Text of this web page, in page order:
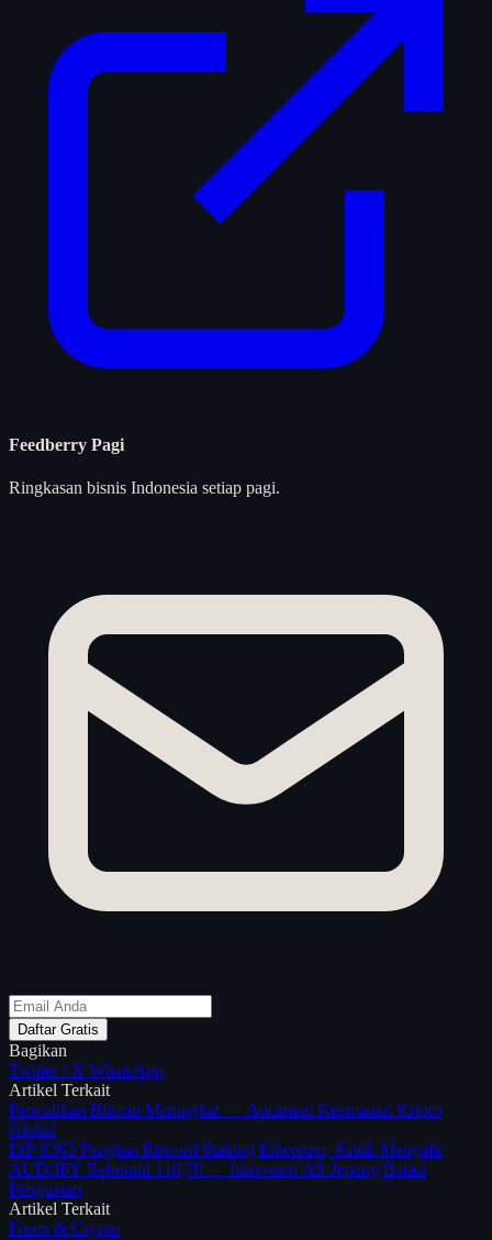
Feedberry Pagi
Ringkasan bisnis Indonesia setiap pagi.
Daftar Gratis
Bagikan
Twitter / X WhatsApp
Artikel Terkait
Penculikan Bitcoin Meningkat — Ancaman Keamanan Kripto
Global
EIP-8363 Pangkas Reward Staking Ethereum, Kritik Mengalir
AUD/JPY Rebound 110,70 — Intervensi AS-Jepang Batasi
Penguatan
Artikel Terkait
Forex & Crypto